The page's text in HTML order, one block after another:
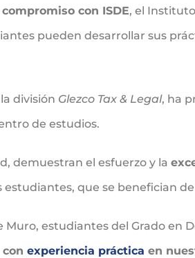
con ISDE, el
pueden desarrollar sus
división Glezco Tax & Legal, ha
de estudios.
demuestran el esfuerzo y la
que se benefician
Muro, estudiantes del Grado
experiencia práctica en